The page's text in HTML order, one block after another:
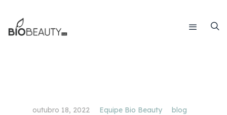
outubro 18, 2022 Equipe Bio Beauty blog